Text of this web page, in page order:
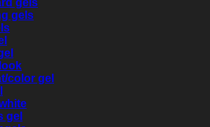
gels
gels
color gel
gel